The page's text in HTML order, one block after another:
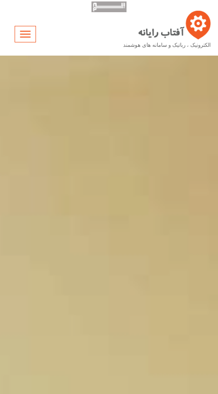
الکترونیک ، رباتیک و سامانه های هوشمند
Toggle